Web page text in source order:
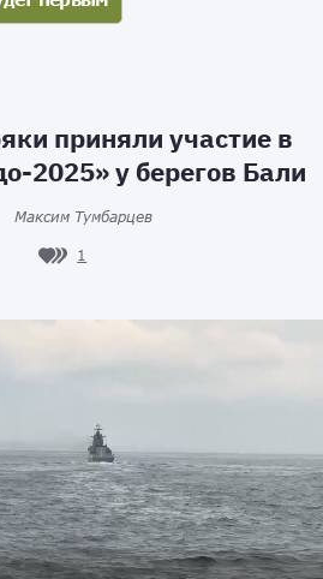
приняли участие в
2025» у берегов Бали
Максим Тумбарцев
1